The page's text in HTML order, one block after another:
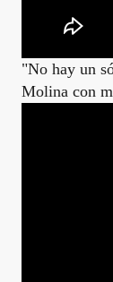
"No hay un
Molina con